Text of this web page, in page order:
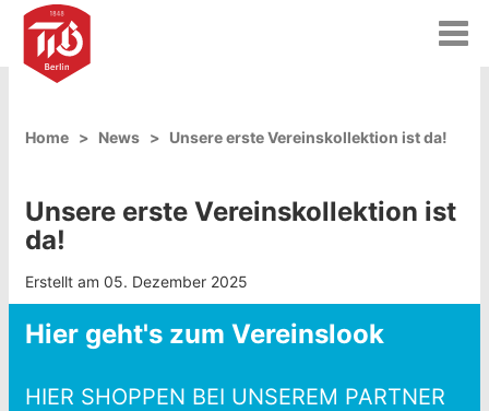
T
o
v
i
Home News Unsere erste Vereinskollektion ist da!
Unsere erste Vereinskollektion ist
da!
Erstellt am 05. Dezember 2025
Hier geht's zum Vereinslook
HIER SHOPPEN BEI UNSEREM PARTNER